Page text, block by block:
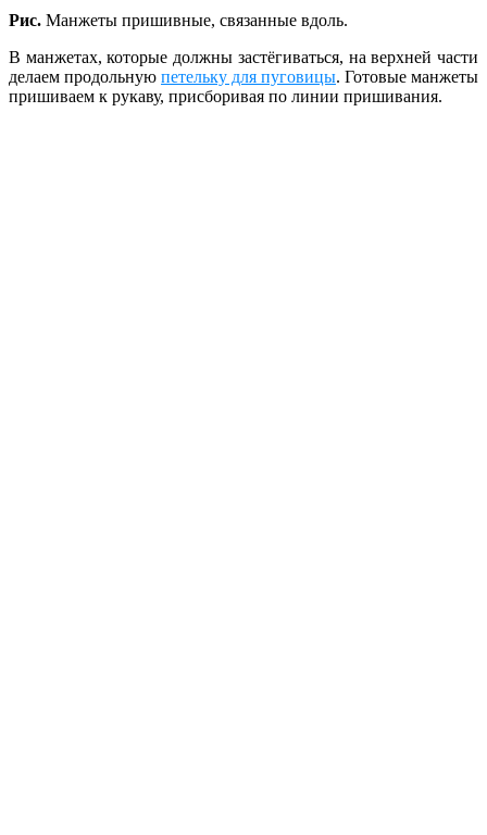
Рис. Манжеты пришивные, связанные вдоль.
В манжетах, которые должны застёгиваться, на верхней части
делаем продольную петельку для пуговицы. Готовые манжеты
пришиваем к рукаву, присборивая по линии пришивания.